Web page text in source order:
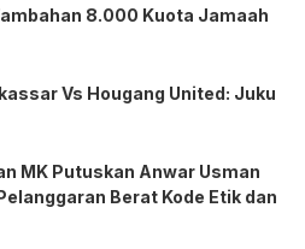
8.000 Kuota Jamaah
Vs Hougang United: Juku
MK Putuskan Anwar Usman
Berat Kode Etik dan